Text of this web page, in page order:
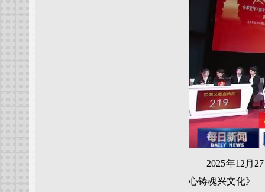
2025年12月
心铸魂兴文化》